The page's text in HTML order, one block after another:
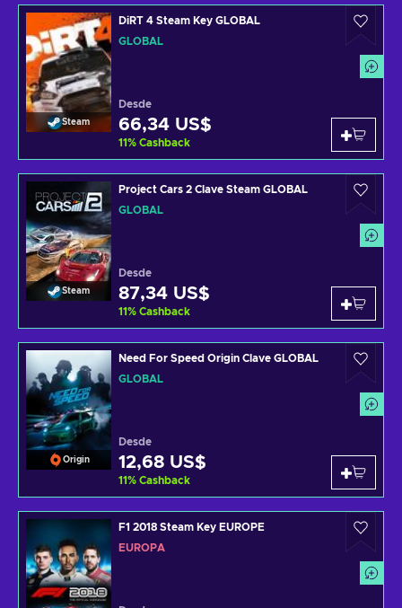
Steam
DiRT 4 Steam Key GLOBAL
GLOBAL
Desde
66,34 US$
11% Cashback
Steam
Project Cars 2 Clave Steam GLOBAL
GLOBAL
Desde
87,34 US$
11% Cashback
Origin
Need For Speed Origin Clave GLOBAL
GLOBAL
Desde
12,68 US$
11% Cashback
F1 2018 Steam Key EUROPE
EUROPA